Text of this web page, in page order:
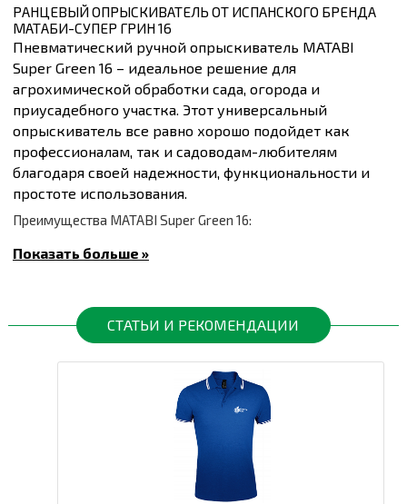
РАНЦЕВЫЙ ОПРЫСКИВАТЕЛЬ ОТ ИСПАНСКОГО БРЕНДА
МАТАБИ-СУПЕР ГРИН 16
Пневматический ручной опрыскиватель MATABI
Super Green 16 – идеальное решение для
агрохимической обработки сада, огорода и
приусадебного участка. Этот универсальный
опрыскиватель все равно хорошо подойдет как
профессионалам, так и садоводам-любителям
благодаря своей надежности, функциональности и
простоте использования.
Преимущества MATABI Super Green 16:
максимальной эффективности:
1.5 Бар для гербицидов: Обеспечивает
большую каплю, что минимизирует
снос рабочего раствора ветром на
нежелательные участки или другие
культуры.
3.0 Бар для фунгицидов,
инсектицидов и удобрений: Высшее
давление образует меньшую каплю,
что значительно увеличивает
Показать больше »
СТАТЬИ И РЕКОМЕНДАЦИИ